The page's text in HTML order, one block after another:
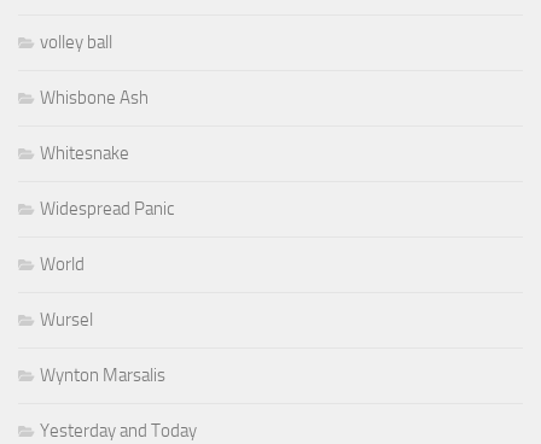
volley ball
Whisbone Ash
Whitesnake
Widespread Panic
World
Wursel
Wynton Marsalis
Yesterday and Today